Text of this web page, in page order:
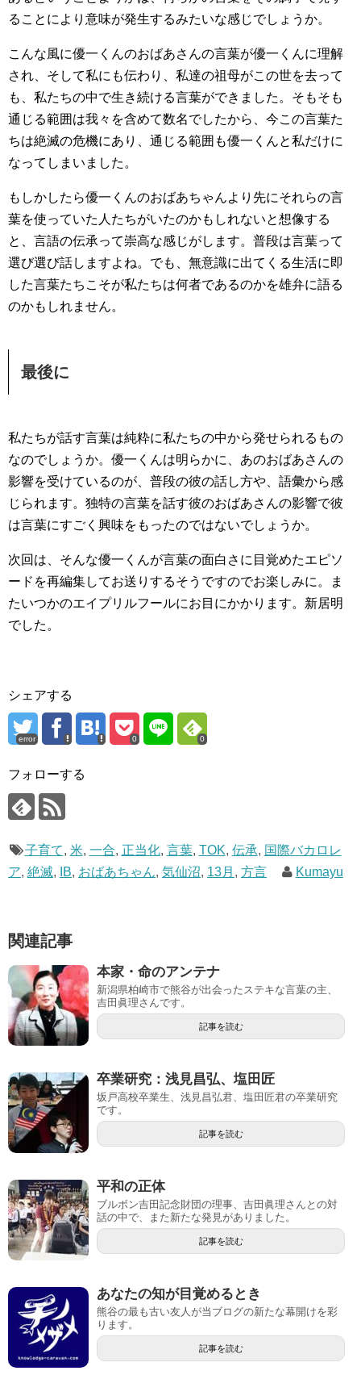
ることにより意味が発生するみたいな感じでしょうか。
こんな風に優一くんのおばあさんの言葉が優一くんに理解
され、そして私にも伝わり、私達の祖母がこの世を去って
も、私たちの中で生き続ける言葉ができました。そもそも
通じる範囲は我々を含めて数名でしたから、今この言葉た
ちは絶滅の危機にあり、通じる範囲も優一くんと私だけに
なってしまいました。
もしかしたら優一くんのおばあちゃんより先にそれらの言
葉を使っていた人たちがいたのかもしれないと想像する
と、言語の伝承って崇高な感じがします。普段は言葉って
選び選び話しますよね。でも、無意識に出てくる生活に即
した言葉たちこそが私たちは何者であるのかを雄弁に語る
のかもしれません。
最後に
私たちが話す言葉は純粋に私たちの中から発せられるもの
なのでしょうか。優一くんは明らかに、あのおばあさんの
影響を受けているのが、普段の彼の話し方や、語彙から感
じられます。独特の言葉を話す彼のおばあさんの影響で彼
は言葉にすごく興味をもったのではないでしょうか。
次回は、そんな優一くんが言葉の面白さに目覚めたエピソ
ードを再編集してお送りするそうですのでお楽しみに。ま
たいつかのエイプリルフールにお目にかかります。新居明
でした。
シェアする
error 0 0
フォローする
子育て, 米, 一合, 正当化, 言葉, TOK, 伝承, 国際バカロレ
ア, 絶滅, IB, おばあちゃん, 気仙沼, 13月 , 方言 Kumayu
関連記事
本家・命のアンテナ
新潟県柏崎市で熊谷が出会ったステキな言葉の主、
吉田眞理さんです。
記事を読む
卒業研究：浅見昌弘、塩田匠
坂戸高校卒業生、浅見昌弘君、塩田匠君の卒業研究
です。
記事を読む
平和の正体
ブルボン吉田記念財団の理事、吉田眞理さんとの対
話の中で、また新たな発見がありました。
記事を読む
あなたの知が目覚めるとき
熊谷の最も古い友人が当ブログの新たな幕開けを彩
ります。
記事を読む